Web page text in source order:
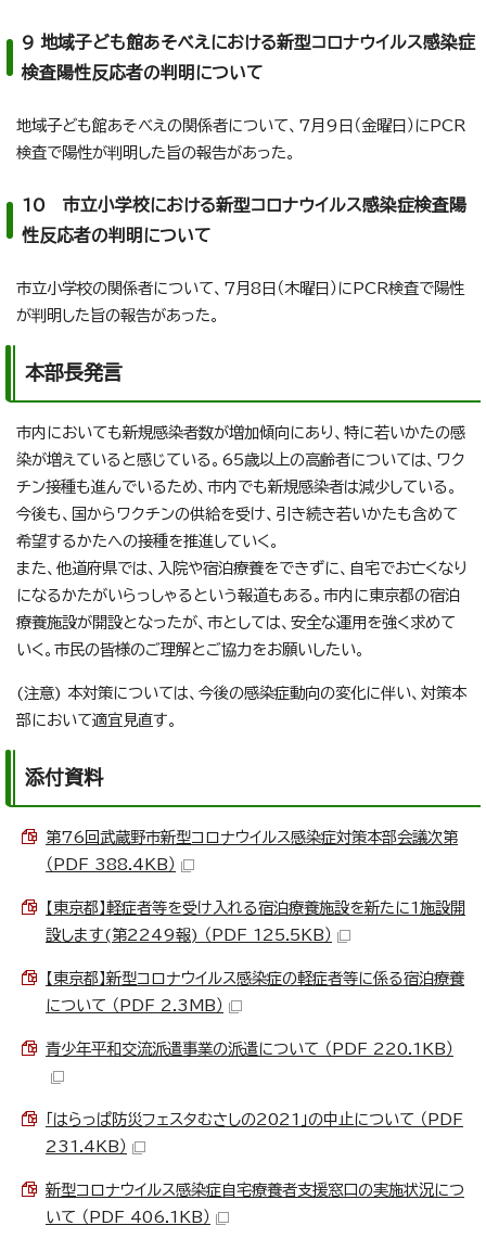
9 地域子ども館あそべえにおける新型コロナウイルス感染症
検査陽性反応者の判明について
地域子ども館あそべえの関係者について、7月9日（金曜日）にPCR
検査で陽性が判明した旨の報告があった。
10 市立小学校における新型コロナウイルス感染症検査陽
性反応者の判明について
市立小学校の関係者について、7月8日（木曜日）にPCR検査で陽性
が判明した旨の報告があった。
本部長発言
市内においても新規感染者数が増加傾向にあり、特に若いかたの感
染が増えていると感じている。65歳以上の高齢者については、ワク
チン接種も進んでいるため、市内でも新規感染者は減少している。
今後も、国からワクチンの供給を受け、引き続き若いかたも含めて
希望するかたへの接種を推進していく。
また、他道府県では、入院や宿泊療養をできずに、自宅でお亡くなり
になるかたがいらっしゃるという報道もある。市内に東京都の宿泊
療養施設が開設となったが、市としては、安全な運用を強く求めて
いく。市民の皆様のご理解とご協力をお願いしたい。
(注意) 本対策については、今後の感染症動向の変化に伴い、対策本
部において適宜見直す。
添付資料
第76回武蔵野市新型コロナウイルス感染症対策本部会議次第
（PDF 388.4KB）
【東京都】軽症者等を受け入れる宿泊療養施設を新たに1施設開
設します(第2249報) （PDF 125.5KB）
【東京都】新型コロナウイルス感染症の軽症者等に係る宿泊療養
について （PDF 2.3MB）
青少年平和交流派遣事業の派遣について （PDF 220.1KB）
「はらっぱ防災フェスタむさしの2021」の中止について （PDF
231.4KB）
新型コロナウイルス感染症自宅療養者支援窓口の実施状況につ
いて （PDF 406.1KB）